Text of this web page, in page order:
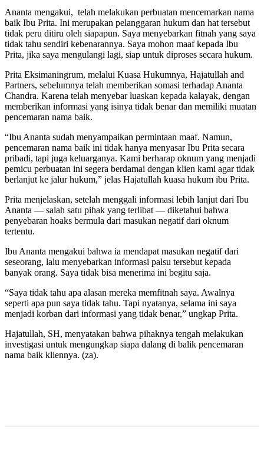
Ananta mengakui, telah melakukan perbuatan mencemarkan nama
baik Ibu Prita. Ini merupakan pelanggaran hukum dan hat tersebut
tidak peru ditiru oleh siapapun. Saya menyebarkan fitnah yang saya
tidak tahu sendiri kebenarannya. Saya mohon maaf kepada Ibu
Prita, jika saya mengulangi lagi, siap untuk diproses secara hukum.
Prita Eksimaningrum, melalui Kuasa Hukumnya, Hajatullah and
Partners, sebelumnya telah memberikan somasi terhadap Ananta
Chandra. Karena telah menyebar luaskan kepada kalayak, dengan
memberikan informasi yang isinya tidak benar dan memiliki muatan
pencemaran nama baik.
“Ibu Ananta sudah menyampaikan permintaan maaf. Namun,
pencemaran nama baik ini tidak hanya menyasar Ibu Prita secara
pribadi, tapi juga keluarganya. Kami berharap oknum yang menjadi
pemicu perbuatan ini segera berdamai dengan klien kami agar tidak
berlanjut ke jalur hukum,” jelas Hajatullah kuasa hukum ibu Prita.
Prita menjelaskan, setelah menggali informasi lebih lanjut dari Ibu
Ananta — salah satu pihak yang terlibat — diketahui bahwa
penyebaran hoaks bermula dari masukan negatif dari oknum
tertentu.
Ibu Ananta mengakui bahwa ia mendapat masukan negatif dari
seseorang, lalu menyebarkan informasi palsu tersebut kepada
banyak orang. Saya tidak bisa menerima ini begitu saja.
“Saya tidak tahu apa alasan mereka memfitnah saya. Awalnya
seperti apa pun saya tidak tahu. Tapi nyatanya, selama ini saya
menjadi korban dari informasi yang tidak benar,” ungkap Prita.
Hajatullah, SH, menyatakan bahwa pihaknya tengah melakukan
investigasi untuk mengungkap siapa dalang di balik pencemaran
nama baik kliennya. (za).